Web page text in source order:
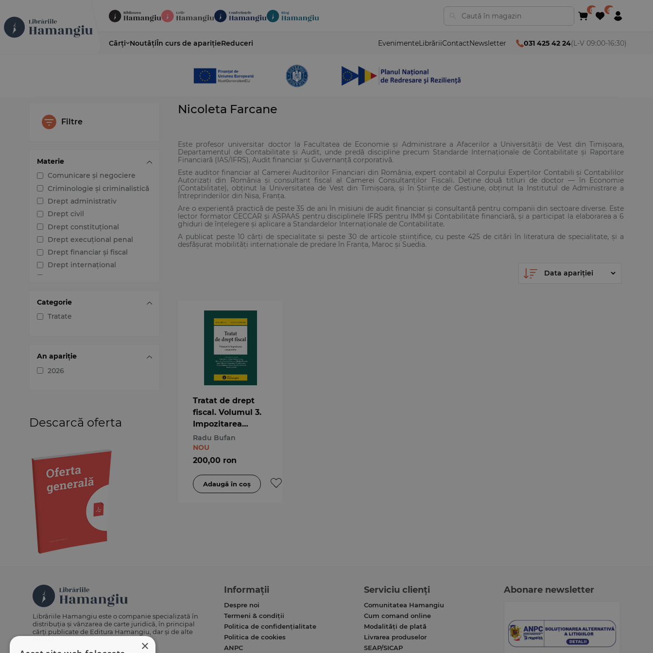
Cărți NoutățiÎn curs de aparițieReduceri EvenimenteLibrăriiContactNewsletter 031 425 42 24(L-V 09:00-16:30)
Filtre
Materie
Comunicare și negociere
Criminologie și criminalistică
Drept administrativ
Drept civil
Drept constituțional
Drept execuțional penal
Drept financiar și fiscal
Drept internațional
Drept procesual penal
Dreptul afacerilor
Dreptul muncii și securității
Jurisprudența instanțelor
Organizarea profesiilor
juridice
Protecția drepturilor omului
Psihologie
Teoria generală a dreptului
Categorie
Tratate
An apariție
2026
Descarcă oferta
Nicoleta Farcane
Este profesor universitar doctor la Facultatea de Economie și Administrare a Afacerilor a Universității de Vest din Timișoara,
Departamentul de Contabilitate și Audit, unde predă discipline precum Standarde Internaționale de Contabilitate și Raportare
Financiară (IAS/IFRS), Audit financiar și Guvernanță corporativă.
Este auditor financiar al Camerei Auditorilor Financiari din România, expert contabil al Corpului Experților Contabili și Contabililor
Autorizați din România și consultant fiscal al Camerei Consultanților Fiscali. Deține două titluri de doctor — în Economie
(Contabilitate), obținut la Universitatea de Vest din Timișoara, și în Științe de Gestiune, obținut la Institutul de Administrare a
Întreprinderilor din Nisa, Franța.
Are o experiență practică de peste 35 de ani în misiuni de audit financiar și con­sultan­ță pentru companii din sectoare diverse. Este
lector formator CECCAR și ASPAAS pentru disciplinele IFRS pentru IMM și Contabilitate financiară, și a par­ticipat la elaborarea a 6
ghiduri de înțelegere și aplicare a Standardelor Interna­ționale de Contabilitate.
A publicat peste 10 cărți de specialitate și peste 30 de articole științifice, cu peste 425 de citări în literatura de specialitate, și a
desfășurat mobilități internaționale de predare în Franța, Maroc și Suedia.
Tratat de drept
fiscal. Volumul 3.
Impozitarea
companiilor
Radu Bufan
NOU
200,00 ron
×
Librăriile Hamangiu este o companie specializată în
distribuția și vânzarea de carte juridică, în principal
cărți publicate de Editura Hamangiu, dar și de alte
Informații
Despre noi
Termeni & condiții
Politica de confidențialitate
Politica de cookies
ANPC
Serviciu clienți
Comunitatea Hamangiu
Cum comand online
Modalități de plată
Livrarea produselor
SEAP/SICAP
Abonare newsletter